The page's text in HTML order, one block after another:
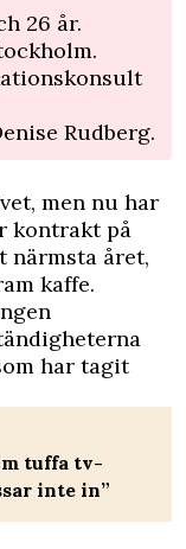
26 år.
Rudberg.
men nu har
kontrakt på
närmsta året,
kaffe.
har tagit
tuffa tv-
inte in”